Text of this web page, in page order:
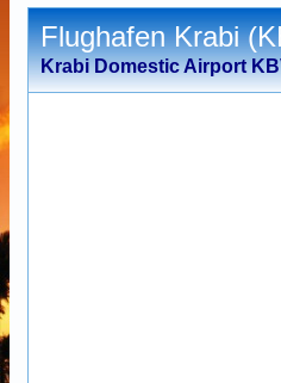
Flughafen Krabi
Krabi